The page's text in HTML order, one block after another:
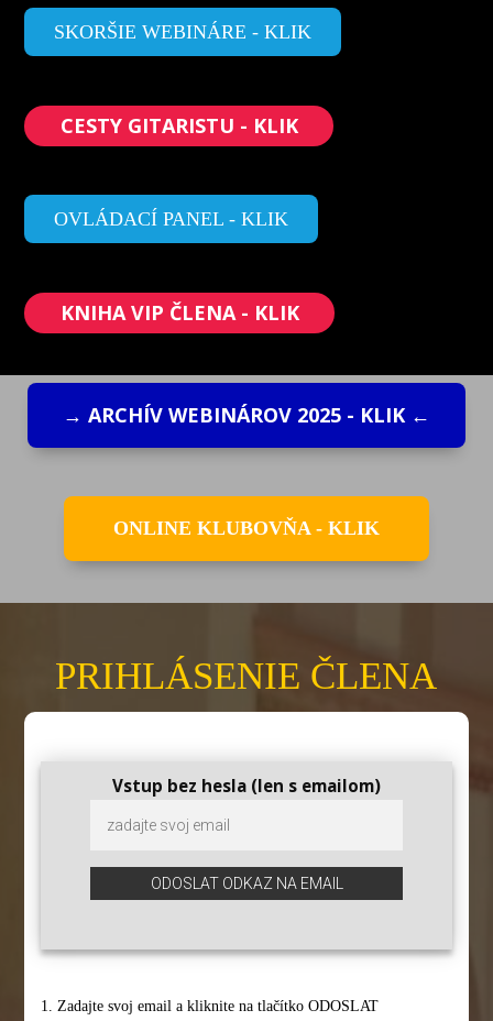
SKORŠIE WEBINÁRE - KLIK
CESTY GITARISTU - KLIK
OVLÁDACÍ PANEL - KLIK
KNIHA VIP ČLENA - KLIK
→ ARCHÍV WEBINÁROV 2025 - KLIK ←
ONLINE KLUBOVŇA - KLIK
PRIHLÁSENIE ČLENA
Vstup bez hesla (len s emailom)
ODOSLAT ODKAZ NA EMAIL
1. Zadajte svoj email a kliknite na tlačítko ODOSLAT